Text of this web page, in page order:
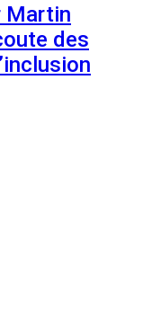
Martin
des